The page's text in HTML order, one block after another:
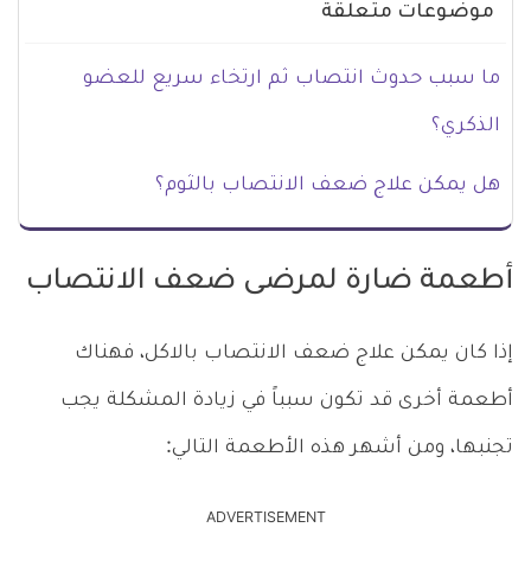
موضوعات متعلقة
ما سبب حدوث انتصاب ثم ارتخاء سريع للعضو
الذكري؟
هل يمكن علاج ضعف الانتصاب بالثوم؟
أطعمة ضارة لمرضى ضعف الانتصاب
إذا كان يمكن علاج ضعف الانتصاب بالاكل، فهناك
أطعمة أخرى قد تكون سبباً في زيادة المشكلة يجب
تجنبها، ومن أشهر هذه الأطعمة التالي:
ADVERTISEMENT